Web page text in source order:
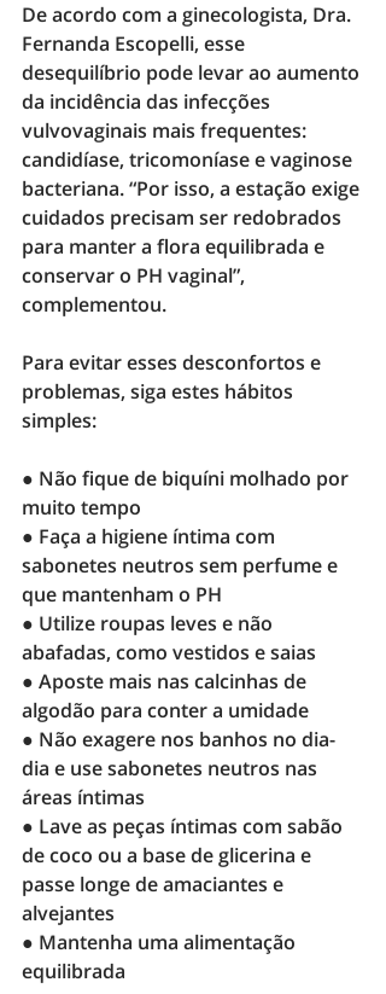
De acordo com a ginecologista, Dra.
Fernanda Escopelli, esse
desequilíbrio pode levar ao aumento
da incidência das infecções
vulvovaginais mais frequentes:
candidíase, tricomoníase e vaginose
bacteriana. “Por isso, a estação exige
cuidados precisam ser redobrados
para manter a flora equilibrada e
conservar o PH vaginal”,
complementou.
Para evitar esses desconfortos e
problemas, siga estes hábitos
simples:
● Não fique de biquíni molhado por
muito tempo
● Faça a higiene íntima com
sabonetes neutros sem perfume e
que mantenham o PH
● Utilize roupas leves e não
abafadas, como vestidos e saias
● Aposte mais nas calcinhas de
algodão para conter a umidade
● Não exagere nos banhos no dia-
dia e use sabonetes neutros nas
áreas íntimas
● Lave as peças íntimas com sabão
de coco ou a base de glicerina e
passe longe de amaciantes e
alvejantes
● Mantenha uma alimentação
equilibrada